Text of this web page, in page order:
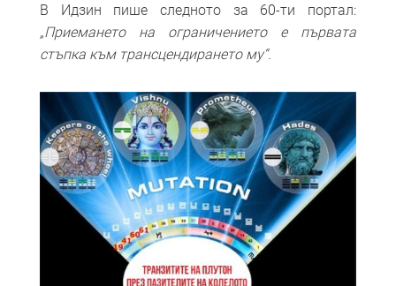
В Идзин пише следното за 60-ти портал:
„Приемането на ограничението е първата
стъпка към трансцендирането му“.